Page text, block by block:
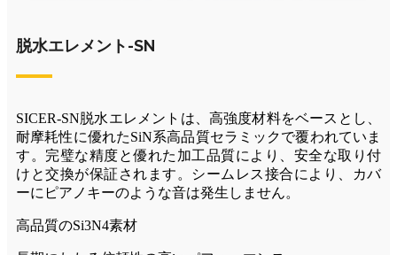
脱水エレメント-SN
SICER-SN脱水エレメントは、高強度材料をベースとし、
耐摩耗性に優れたSiN系高品質セラミックで覆われていま
す。完璧な精度と優れた加工品質により、安全な取り付
けと交換が保証されます。シームレス接合により、カバ
ーにピアノキーのような音は発生しません。
高品質のSi3N4素材